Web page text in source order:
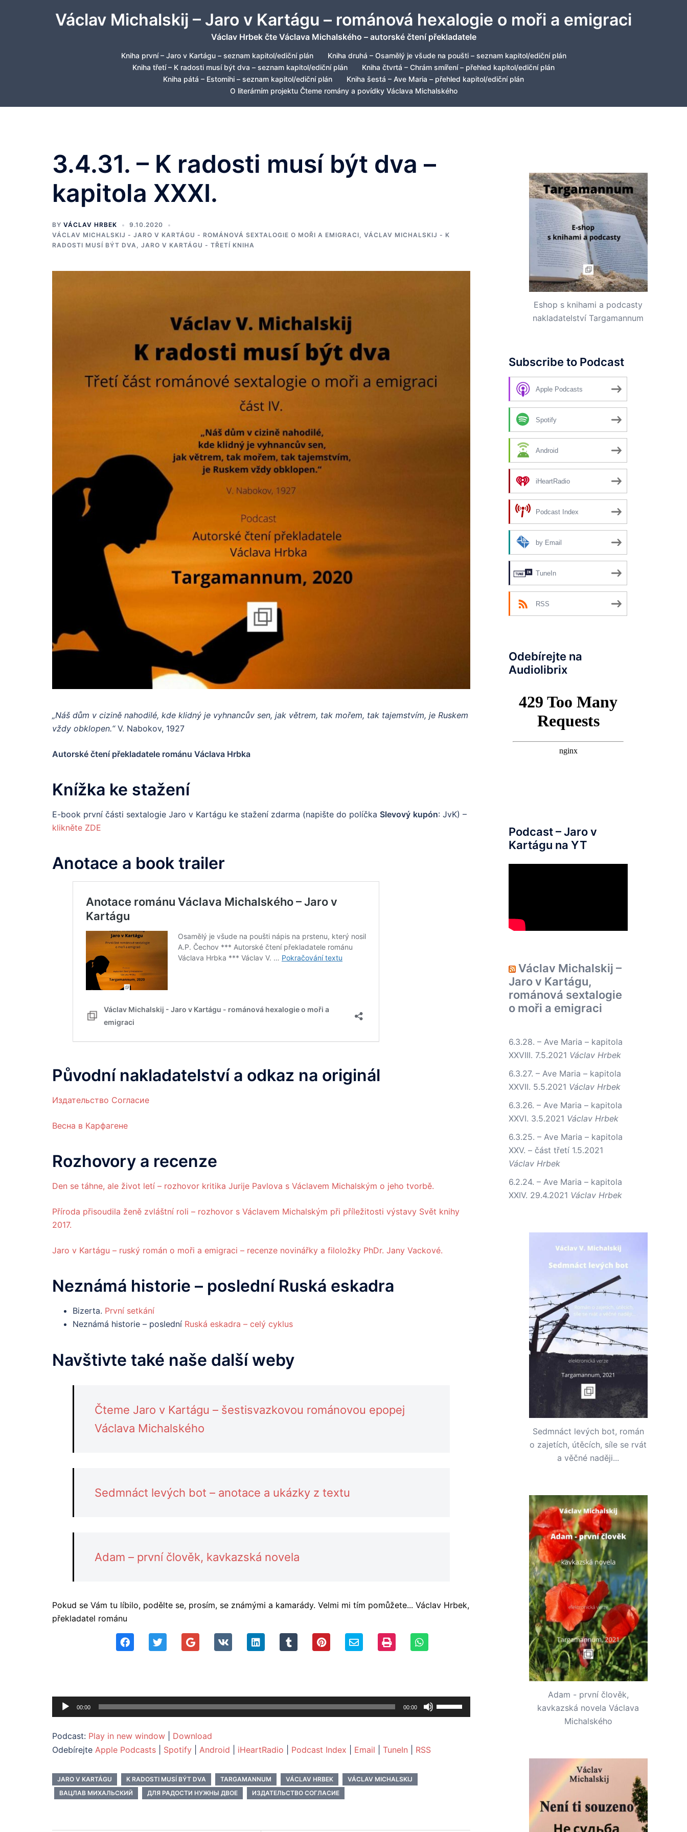
Václav Michalskij – Jaro v Kartágu – románová hexalogie o moři a emigraci
Václav Hrbek čte Václava Michalského – autorské čtení překladatele
Kniha první – Jaro v Kartágu – seznam kapitol/ediční plán
Kniha druhá – Osamělý je všude na poušti – seznam kapitol/ediční plán
Kniha třetí – K radosti musí být dva – seznam kapitol/ediční plán
Kniha čtvrtá – Chrám smíření – přehled kapitol/ediční plán
Kniha pátá – Estomihi – seznam kapitol/ediční plán
Kniha šestá – Ave Maria – přehled kapitol/ediční plán
O literárním projektu Čteme romány a povídky Václava Michalského
3.4.31. – K radosti musí být dva –
kapitola XXXI.
BY VÁCLAV HRBEK
9.10.2020
VÁCLAV MICHALSKIJ - JARO V KARTÁGU - ROMÁNOVÁ SEXTALOGIE O MOŘI A EMIGRACI, VÁCLAV MICHALSKIJ - K
RADOSTI MUSÍ BÝT DVA, JARO V KARTÁGU - TŘETÍ KNIHA
„Náš dům v cizině nahodilé, kde klidný je vyhnancův sen, jak větrem, tak mořem, tak tajemstvím, je Ruskem
vždy obklopen.“ V. Nabokov, 1927
Autorské čtení překladatele románu Václava Hrbka
Knížka ke stažení
E-book první části sextalogie Jaro v Kartágu ke stažení zdarma (napište do políčka Slevový kupón: JvK) –
klikněte ZDE
Anotace a book trailer
Původní nakladatelství a odkaz na originál
Издательство Согласие
Весна в Карфагене
Rozhovory a recenze
Den se táhne, ale život letí – rozhovor kritika Jurije Pavlova s Václavem Michalským o jeho tvorbě.
Příroda přisoudila ženě zvláštní roli – rozhovor s Václavem Michalským při příležitosti výstavy Svět knihy
2017.
Jaro v Kartágu – ruský román o moři a emigraci – recenze novinářky a filoložky PhDr. Jany Vackové.
Neznámá historie – poslední Ruská eskadra
Bizerta. První setkání
Neznámá historie – poslední Ruská eskadra – celý cyklus
Navštivte také naše další weby
Čteme Jaro v Kartágu – šestisvazkovou románovou epopej
Václava Michalského
Sedmnáct levých bot – anotace a ukázky z textu
Adam – první člověk, kavkazská novela
Pokud se Vám tu líbilo, podělte se, prosím, se známými a kamarády. Velmi mi tím pomůžete... Václav Hrbek,
překladatel románu
Audio
přehrávač
00:00 00:00
šipek
Podcast: Play in new window
Download
Odebírejte Apple Podcasts Spotify Android iHeartRadio Podcast Index Email TuneIn RSS
JARO V KARTÁGU K RADOSTI MUSÍ BÝT DVA TARGAMANNUM VÁCLAV HRBEK
VÁCLAV MICHALSKIJ
ВАЦЛАВ МИХАЛЬСКИЙ
ДЛЯ РАДОСТИ НУЖНЫ ДВОЕ ИЗДАТЕЛЬСТВО СОГЛАСИЕ
Eshop s knihami a podcasty
nakladatelství Targamannum
Subscribe to Podcast
Apple Podcasts
Spotify
Android
iHeartRadio
Podcast Index
by Email
TuneIn
RSS
Odebírejte na
Audiolibrix
Podcast – Jaro v
Kartágu na YT
Václav Michalskij –
Jaro v Kartágu,
románová sextalogie
o moři a emigraci
6.3.28. – Ave Maria – kapitola
XXVIII. 7.5.2021 Václav Hrbek
6.3.27. – Ave Maria – kapitola
XXVII. 5.5.2021 Václav Hrbek
6.3.26. – Ave Maria – kapitola
XXVI. 3.5.2021 Václav Hrbek
6.3.25. – Ave Maria – kapitola
XXV. – část třetí 1.5.2021
Václav Hrbek
6.2.24. – Ave Maria – kapitola
XXIV. 29.4.2021 Václav Hrbek
Sedmnáct levých bot, román
o zajetích, útěcích, síle se rvát
a věčné naději...
Adam - první člověk,
kavkazská novela Václava
Michalského